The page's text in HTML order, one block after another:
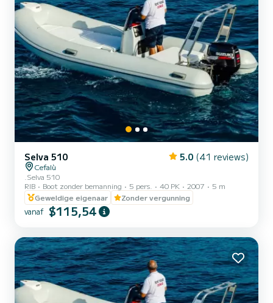
Selva 510 5.0 (41 reviews)
Cefalù
.Selva 510
RIB
Boot zonder bemanning 5 pers. 40 PK 2007
5 m
Geweldige eigenaar
Zonder vergunning
vanaf $115,54